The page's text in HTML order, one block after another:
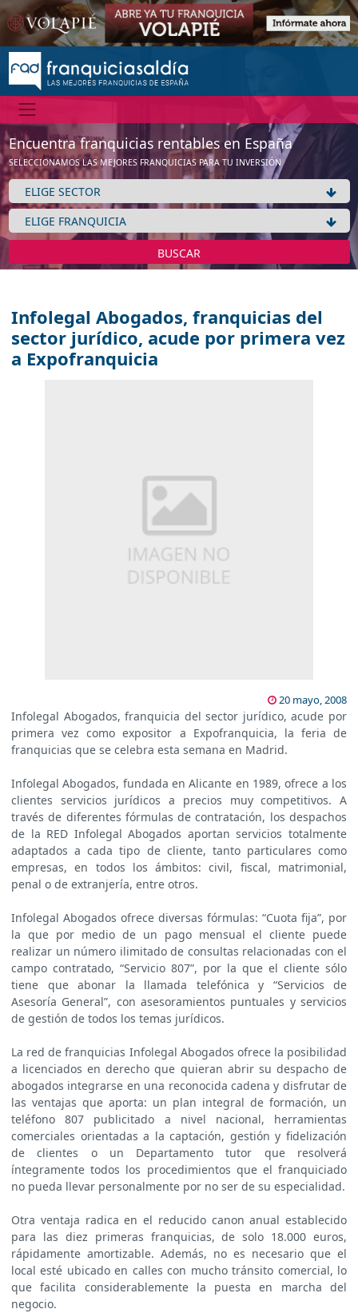
Encuentra franquicias rentables en España
SELECCIONAMOS LAS MEJORES FRANQUICIAS PARA TU INVERSIÓN
BUSCAR
Infolegal Abogados, franquicias del
sector jurídico, acude por primera vez
a Expofranquicia
20 mayo, 2008
Infolegal Abogados, franquicia del sector jurídico, acude por
primera vez como expositor a Expofranquicia, la feria de
franquicias que se celebra esta semana en Madrid.
Infolegal Abogados, fundada en Alicante en 1989, ofrece a los
clientes servicios jurídicos a precios muy competitivos. A
través de diferentes fórmulas de contratación, los despachos
de la RED Infolegal Abogados aportan servicios totalmente
adaptados a cada tipo de cliente, tanto particulares como
empresas, en todos los ámbitos: civil, fiscal, matrimonial,
penal o de extranjería, entre otros.
Infolegal Abogados ofrece diversas fórmulas: “Cuota fija”, por
la que por medio de un pago mensual el cliente puede
realizar un número ilimitado de consultas relacionadas con el
campo contratado, “Servicio 807”, por la que el cliente sólo
tiene que abonar la llamada telefónica y “Servicios de
Asesoría General”, con asesoramientos puntuales y servicios
de gestión de todos los temas jurídicos.
La red de franquicias Infolegal Abogados ofrece la posibilidad
a licenciados en derecho que quieran abrir su despacho de
abogados integrarse en una reconocida cadena y disfrutar de
las ventajas que aporta: un plan integral de formación, un
teléfono 807 publicitado a nivel nacional, herramientas
comerciales orientadas a la captación, gestión y fidelización
de clientes o un Departamento tutor que resolverá
íntegramente todos los procedimientos que el franquiciado
no pueda llevar personalmente por no ser de su especialidad.
Otra ventaja radica en el reducido canon anual establecido
para las diez primeras franquicias, de solo 18.000 euros,
rápidamente amortizable. Además, no es necesario que el
local esté ubicado en calles con mucho tránsito comercial, lo
que facilita considerablemente la puesta en marcha del
negocio.